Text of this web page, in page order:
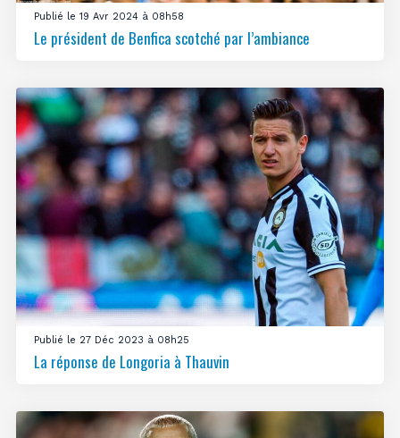
Publié le 19 Avr 2024 à 08h58
Le président de Benfica scotché par l’ambiance
Publié le 27 Déc 2023 à 08h25
La réponse de Longoria à Thauvin